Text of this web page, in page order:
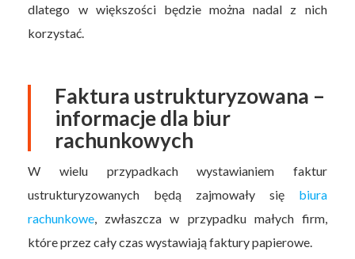
dlatego w większości będzie można nadal z nich
korzystać.
Faktura ustrukturyzowana –
informacje dla biur
rachunkowych
W wielu przypadkach wystawianiem faktur
ustrukturyzowanych będą zajmowały się biura
rachunkowe , zwłaszcza w przypadku małych firm,
które przez cały czas wystawiają faktury papierowe.